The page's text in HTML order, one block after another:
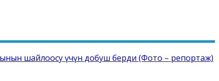
шайлоосу үчүн добуш берди (Фото – репортаж)